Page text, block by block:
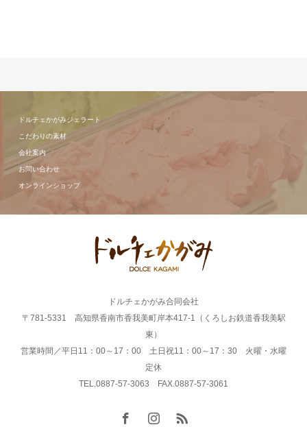
ドルチェかがみジェラート
こだわりの素材
会社案内
お問い合わせ
オンラインショップ
ドルチェかがみ合同会社
〒781-5331 高知県香南市香我美町岸本417-1（くろしお鉄道香我美駅
東）
営業時間／平日11：00～17：00 土日祝11：00～17：30 火曜・水曜
定休
TEL.0887-57-3063 FAX.0887-57-3061